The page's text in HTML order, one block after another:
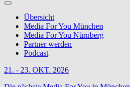
Übersicht
Media For You München
Media For You Nürnberg
Partner werden
Podcast
21. - 23. OKT. 2026